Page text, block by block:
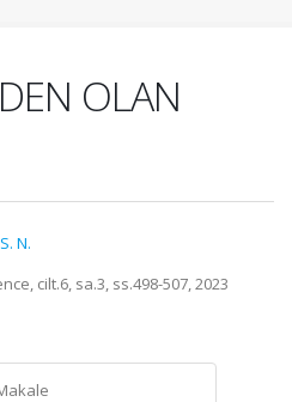
OLAN
N.
cilt.6, sa.3, ss.498-507, 2023